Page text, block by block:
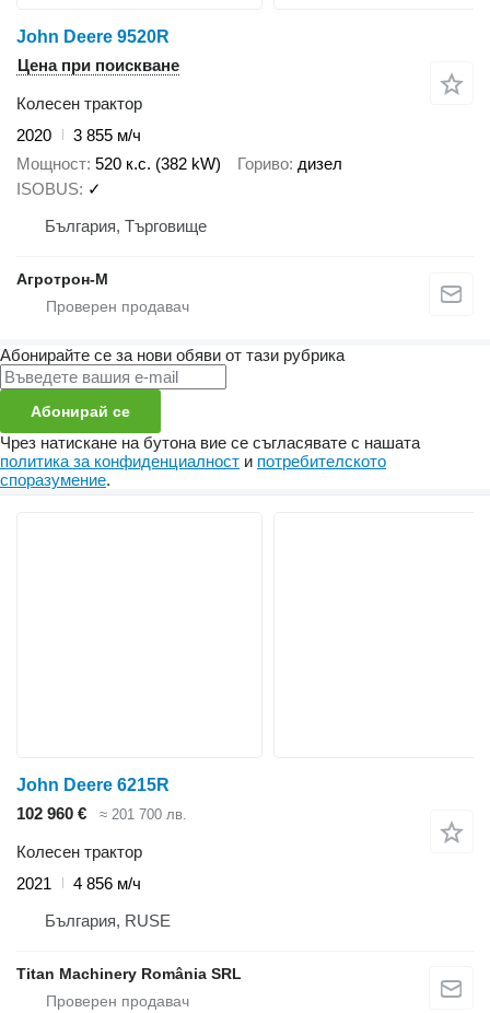
John Deere 9520R
Цена при поискване
Колесен трактор
2020
3 855 м/ч
Мощност 520 к.с. (382 kW) Гориво дизел
ISOBUS ✓
България, Търговище
Агротрон-М
Абонирайте се за нови обяви от тази рубрика
Абонирай се
Чрез натискане на бутона вие се съгласявате с нашата
политика за конфиденциалност и потребителското
споразумение.
John Deere 6215R
102 960 €
≈ 201 700 лв.
Колесен трактор
2021
4 856 м/ч
България, RUSE
Titan Machinery România SRL